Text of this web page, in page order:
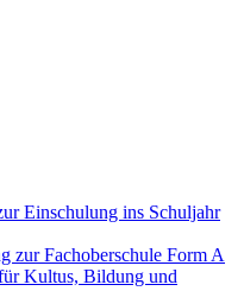
Einschulung ins Schuljahr
zur Fachoberschule Form A
Kultus, Bildung und